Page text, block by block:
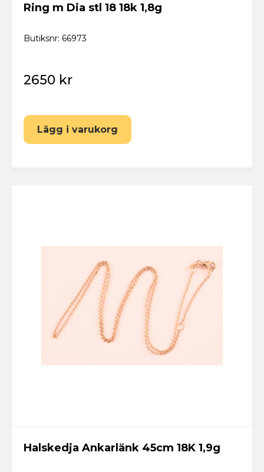
Ring m Dia stl 18 18k 1,8g
Butiksnr: 66973
2650 kr
Lägg i varukorg
Halskedja Ankarlänk 45cm 18K 1,9g